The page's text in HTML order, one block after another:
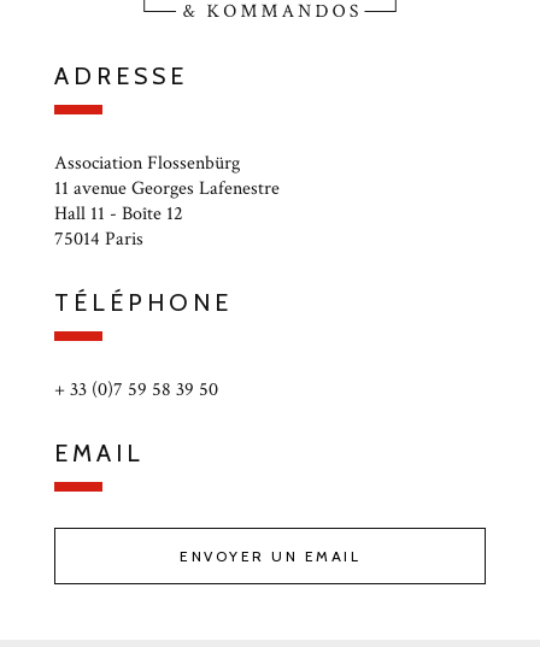
ADRESSE
Association Flossenbürg
11 avenue Georges Lafenestre
Hall 11 - Boîte 12
75014 Paris
TÉLÉPHONE
+ 33 (0)7 59 58 39 50
EMAIL
ENVOYER UN EMAIL